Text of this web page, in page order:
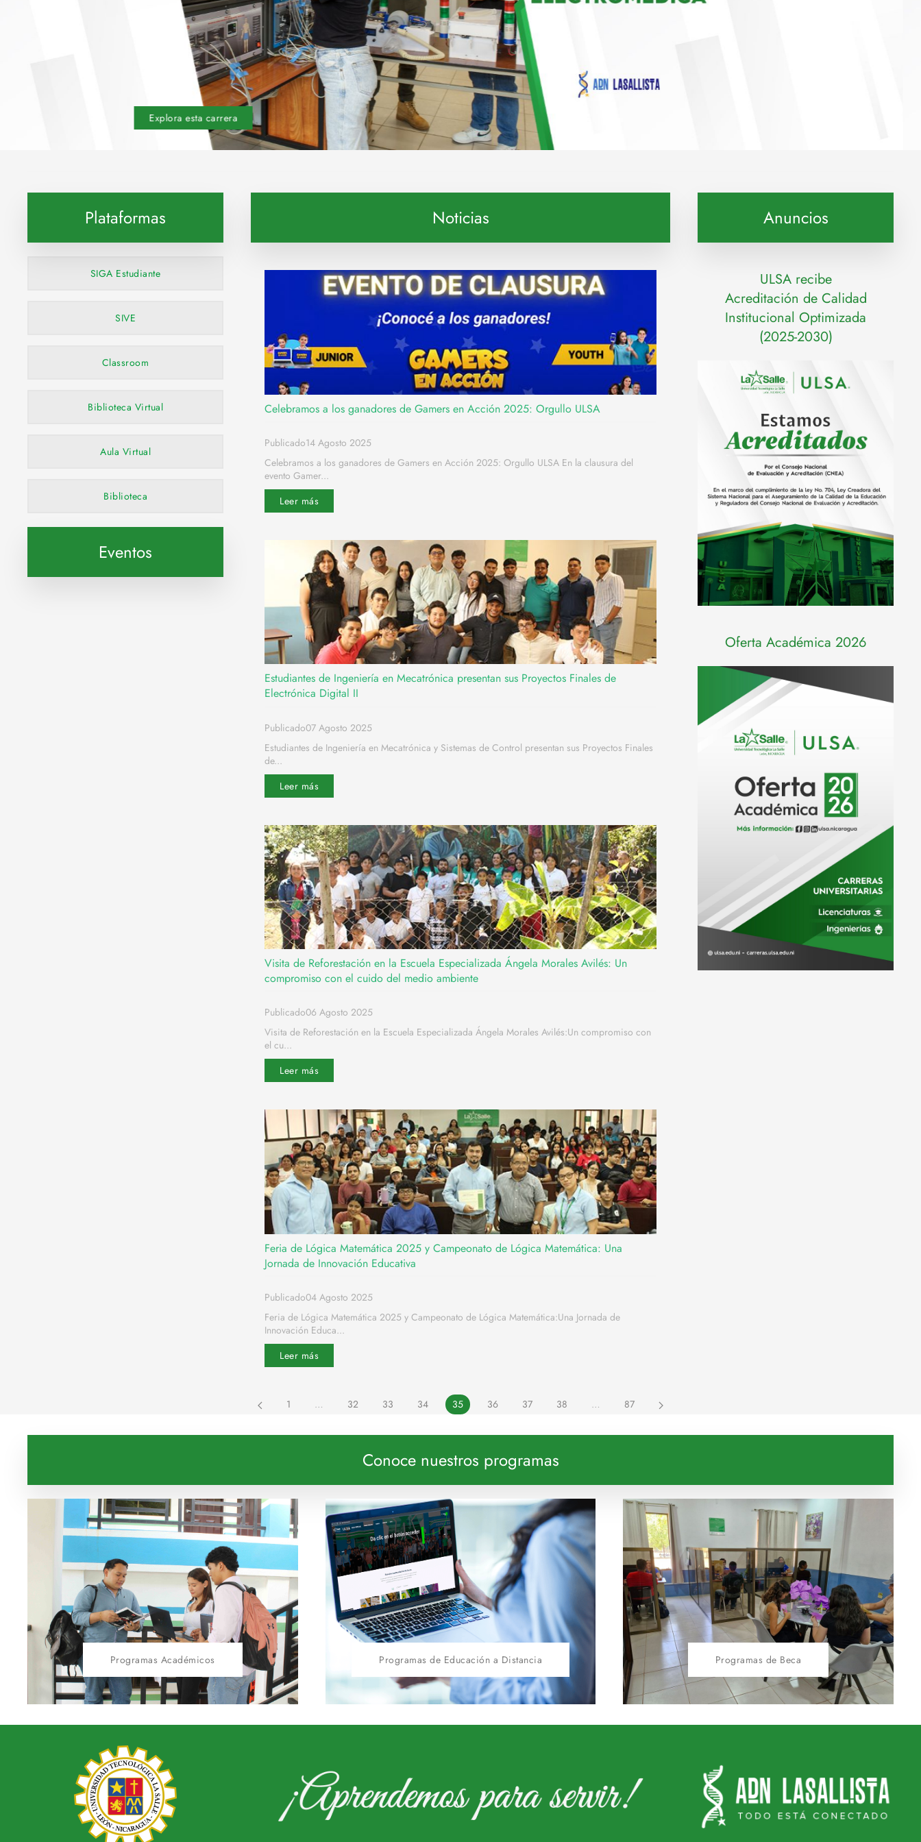
Explora esta carrera
Plataformas
SIGA Estudiante
SIVE
Classroom
Biblioteca Virtual
Aula Virtual
Biblioteca
Eventos
Noticias
Celebramos a los ganadores de Gamers en Acción 2025: Orgullo ULSA
Publicado14 Agosto 2025
Celebramos a los ganadores de Gamers en Acción 2025: Orgullo ULSA En la clausura del
evento Gamer...
Leer más
Estudiantes de Ingeniería en Mecatrónica presentan sus Proyectos Finales de
Electrónica Digital II
Publicado07 Agosto 2025
Estudiantes de Ingeniería en Mecatrónica y Sistemas de Control presentan sus Proyectos Finales
de...
Leer más
Visita de Reforestación en la Escuela Especializada Ángela Morales Avilés: Un
compromiso con el cuido del medio ambiente
Publicado06 Agosto 2025
Visita de Reforestación en la Escuela Especializada Ángela Morales Avilés:Un compromiso con
el cu...
Leer más
Feria de Lógica Matemática 2025 y Campeonato de Lógica Matemática: Una
Jornada de Innovación Educativa
Publicado04 Agosto 2025
Feria de Lógica Matemática 2025 y Campeonato de Lógica Matemática:Una Jornada de
Innovación Educa...
Leer más
1 … 32 33 34 35 36 37 38 … 87
Anuncios
ULSA recibe
Acreditación de Calidad
Institucional Optimizada
(2025-2030)
Oferta Académica 2026
Conoce nuestros programas
Programas Académicos Programas de Educación a Distancia Programas de Beca